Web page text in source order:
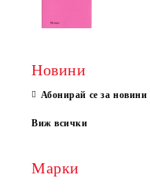
Новини
Абонирай се за новини
Виж всички
Марки